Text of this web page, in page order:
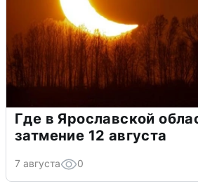
Где в Ярославской
затмение 12 августа
7 августа 0